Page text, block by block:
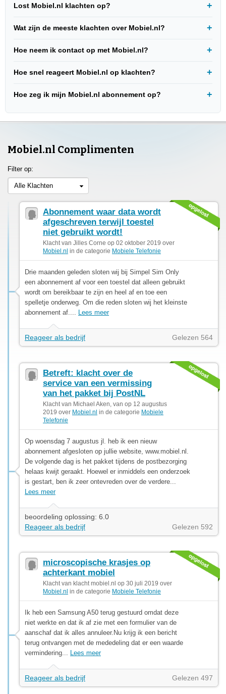
Lost Mobiel.nl klachten op?
Wat zijn de meeste klachten over Mobiel.nl?
Hoe neem ik contact op met Mobiel.nl?
Hoe snel reageert Mobiel.nl op klachten?
Hoe zeg ik mijn Mobiel.nl abonnement op?
Mobiel.nl Complimenten
Filter op:
Alle Klachten
Abonnement waar data wordt
afgeschreven terwijl toestel
niet gebruikt wordt!
Klacht van Jilles Corne op 02 oktober 2019 over
Mobiel.nl in de categorie Mobiele Telefonie
Drie maanden geleden sloten wij bij Simpel Sim Only
een abonnement af voor een toestel dat alleen gebruikt
wordt om bereikbaar te zijn en heel af en toe een
spelletje onderweg. Om die reden sloten wij het kleinste
abonnement af.... Lees meer
Reageer als bedrijf Gelezen 564
Betreft: klacht over de
service van een vermissing
van het pakket bij PostNL
Klacht van Michael Aken, van op 12 augustus
2019 over Mobiel.nl in de categorie Mobiele
Telefonie
Op woensdag 7 augustus jl. heb ik een nieuw
abonnement afgesloten op jullie website, www.mobiel.nl.
De volgende dag is het pakket tijdens de postbezorging
helaas kwijt geraakt. Hoewel er inmiddels een onderzoek
is gestart, ben ik zeer ontevreden over de verdere...
Lees meer
beoordeling oplossing: 6.0
Reageer als bedrijf
Gelezen 592
microscopische krasjes op
achterkant mobiel
Klacht van klacht mobiel.nl op 30 juli 2019 over
Mobiel.nl in de categorie Mobiele Telefonie
Ik heb een Samsung A50 terug gestuurd omdat deze
niet werkte en dat ik af zie met een formulier van de
aanschaf dat ik alles annuleer.Nu krijg ik een bericht
terug ontvangen met de mededeling dat er een waarde
vermindering... Lees meer
Reageer als bedrijf Gelezen 497